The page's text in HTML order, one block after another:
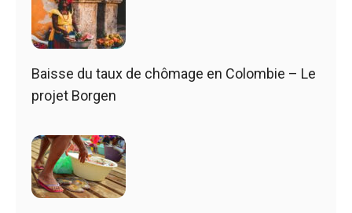
Baisse du taux de chômage en Colombie – Le
projet Borgen